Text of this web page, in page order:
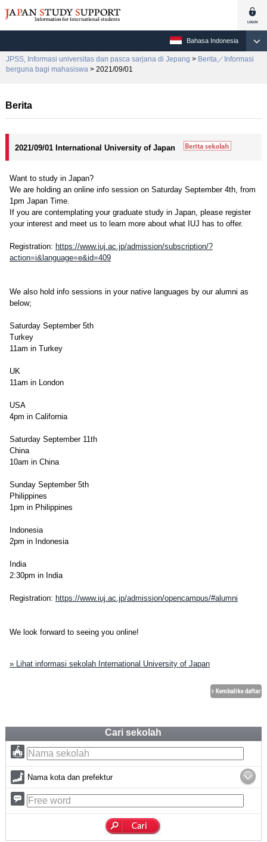
Bahasa Indonesia
JPSS, Informasi universitas dan pasca sarjana di Jepang > Berita／Informasi
berguna bagi mahasiswa > 2021/09/01
Berita
2021/09/01 International University of Japan
Want to study in Japan?
We are holding an online info session on Saturday September 4th, from
1pm Japan Time.
If you are contemplating your graduate study in Japan, please register
your interest and meet us to learn more about what IUJ has to offer.
Registration: https://www.iuj.ac.jp/admission/subscription/?
action=i&language=e&id=409
We also hold info sessions in your native languages by our alumni as
below;
Saturday September 5th
Turkey
11am in Turkey
UK
11am in London
USA
4pm in California
Saturday September 11th
China
10am in China
Sunday September 5th
Philippines
1pm in Philippines
Indonesia
2pm in Indonesia
India
2:30pm in India
Registration: https://www.iuj.ac.jp/admission/opencampus/#alumni
We look forward to seeing you online!
» Lihat informasi sekolah International University of Japan
Cari sekolah
Nama kota dan prefektur